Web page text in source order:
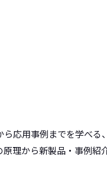
ら応用事例までを学べ
原理から新製品・事例紹